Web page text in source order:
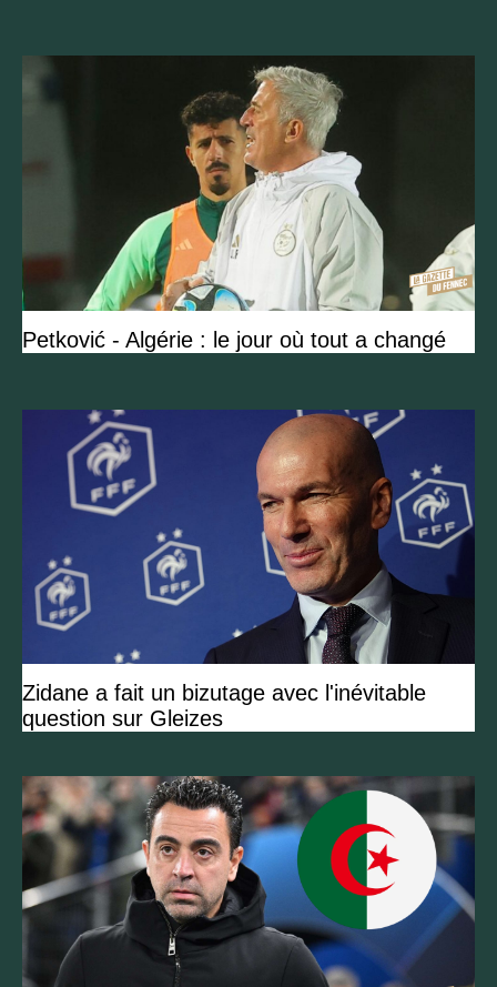
Petković - Algérie : le jour où tout a changé
Zidane a fait un bizutage avec l'inévitable
question sur Gleizes